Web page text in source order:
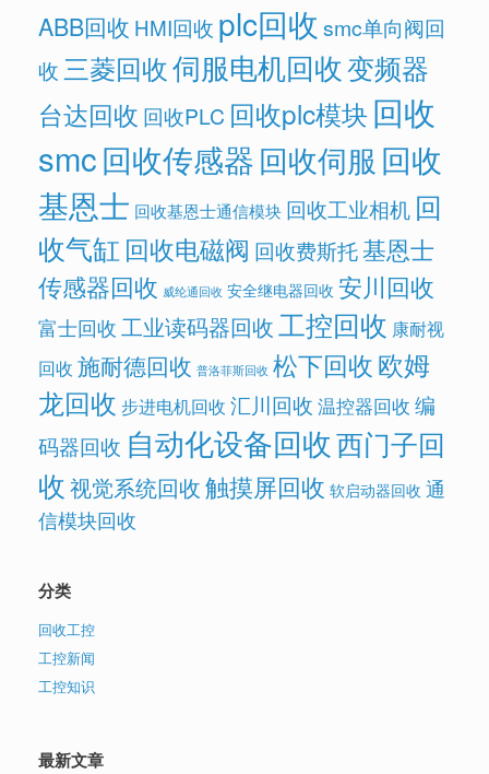
ABB回收 HMI回收 plc回收 smc单向阀回
收三菱回收伺服电机回收变频器
台达回收 回收PLC 回收plc模块 回收
smc回收传感器回收伺服 回收
基恩士 回收基恩士通信模块 回收工业相机 回
收气缸 回收电磁阀 回收费斯托基恩士
传感器回收 威纶通回收 安全继电器回收 安川回收
富士回收工业读码器回收工控回收 康耐视
回收 施耐德回收 普洛菲斯回收 松下回收欧姆
龙回收 步进电机回收 汇川回收 温控器回收 编
码器回收 自动化设备回收西门子回
收视觉系统回收触摸屏回收 软启动器回收 通
信模块回收
分类
回收工控
工控新闻
工控知识
最新文章